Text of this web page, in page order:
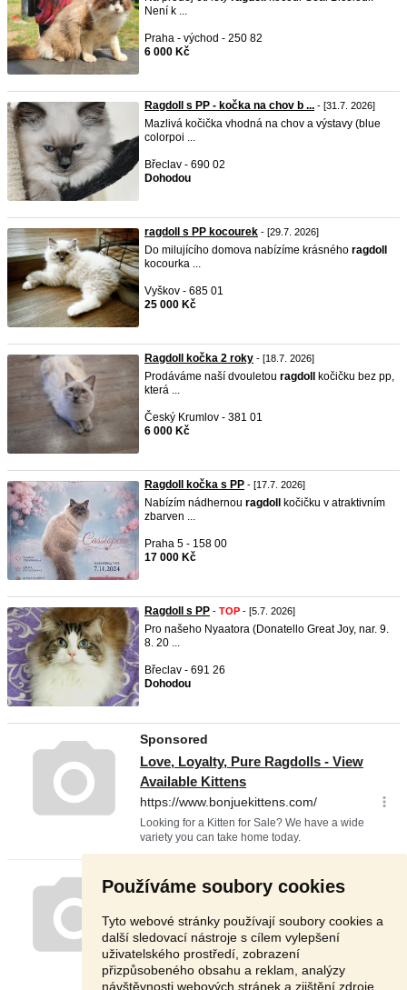
Používáme soubory cookies
Tyto webové stránky používají soubory cookies a
další sledovací nástroje s cílem vylepšení
uživatelského prostředí, zobrazení
přizpůsobeného obsahu a reklam, analýzy
návštěvnosti webových stránek a zjištění zdroje
Není k ...
Praha - východ - 250 82
6 000 Kč
Ragdoll s PP - kočka na chov b ... - [31.7. 2026]
Mazlivá kočička vhodná na chov a výstavy (blue
colorpoi ...
Břeclav - 690 02
Dohodou
ragdoll s PP kocourek - [29.7. 2026]
Do milujícího domova nabízíme krásného ragdoll
kocourka ...
Vyškov - 685 01
25 000 Kč
Ragdoll kočka 2 roky - [18.7. 2026]
Prodáváme naší dvouletou ragdoll
kočičku bez pp,
která ...
Český Krumlov - 381 01
6 000 Kč
Ragdoll kočka s PP - [17.7. 2026]
Nabízím nádhernou ragdoll
kočičku v atraktivním
zbarven ...
Praha 5 - 158 00
17 000 Kč
Ragdoll s PP - TOP - [5.7. 2026]
Pro našeho Nyaatora (Donatello Great Joy, nar. 9.
8. 20 ...
Břeclav - 691 26
Dohodou